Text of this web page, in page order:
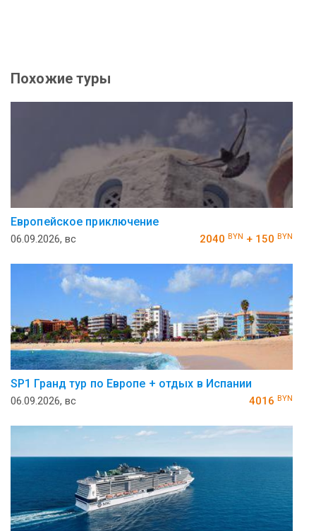
Похожие туры
Европейское приключение
06.09.2026, вс 2040 BYN + 150 BYN
SP1 Гранд тур по Европе + отдых в Испании
06.09.2026, вс 4016 BYN